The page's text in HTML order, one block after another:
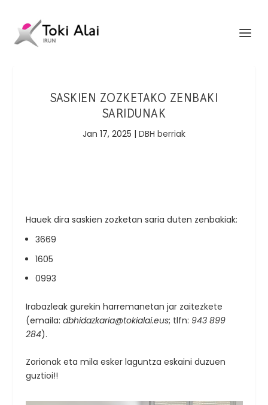
SASKIEN ZOZKETAKO ZENBAKI
SARIDUNAK
Jan 17, 2025 | DBH berriak
Hauek dira saskien zozketan saria duten zenbakiak:
3669
1605
0993
Irabazleak gurekin harremanetan jar zaitezkete
(emaila: dbhidazkaria@tokialai.eus; tlfn: 943 899
284).
Zorionak eta mila esker laguntza eskaini duzuen
guztioi!!